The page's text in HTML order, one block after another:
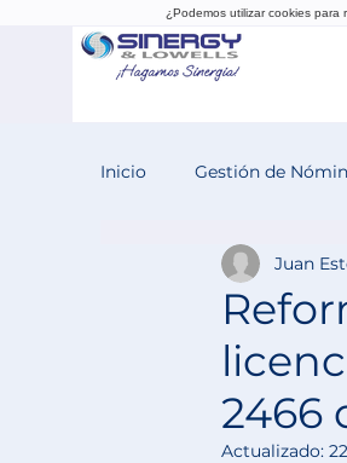
Inicio Gestión de
Evaluación del
2466
Juan
Actualizado:
¿Podemos utilizar cookies